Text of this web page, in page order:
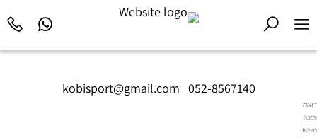
kobisport@gmail.com 052-8567140
דיאטה
ותזונה
בשיטת